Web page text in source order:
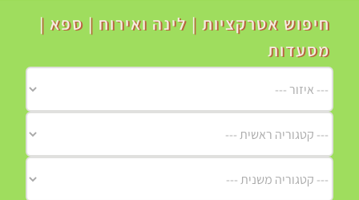
חיפוש אטרקציות | לינה ואירוח | ספא |
מסעדות